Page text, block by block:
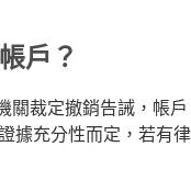
戶？
關裁定撤銷告誡，帳戶
據充分性而定，若有律